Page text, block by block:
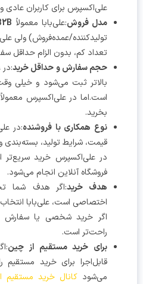
علی‌اکسپرس برای کاربران عادی و
مدل فروش:علی‌بابا معمولاًB2Bاست
تولیدکننده/عمده‌فروش) ولی
تعداد کم، بدون الزام حداقل سفارش).
حجم سفارش و حداقل خرید:در
بالاتر ثبت می‌شود و خیلی وقت‌ها
است.اما در علی‌اکسپرس معمولاً
بخرید.
نوع همکاری با فروشنده:در علی‌بابا
قیمت، شرایط تولید، بسته‌بندی و
در علی‌اکسپرس خرید سریع‌تر است
فروشگاه آنلاین انجام می‌شود.
هدف خرید :اگر هدف شما
اختصاصی است، علی‌بابا انتخاب
اگر خرید شخصی یا سفارش
راحت‌تر است.
برای خرید مستقیم از چین :اگر
قابل‌اجرا برای خرید مستقیم را
می‌شودکانال خرید مستقیم از